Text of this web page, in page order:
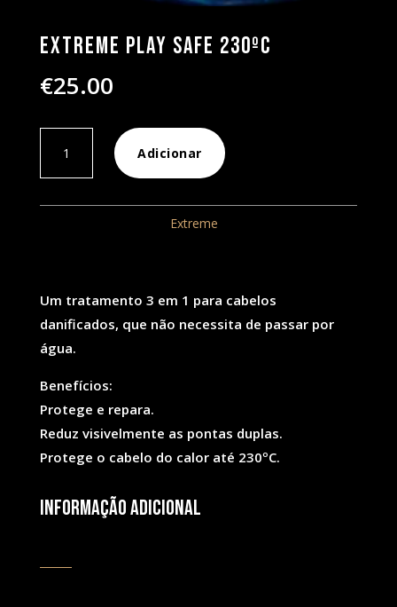
Extreme Play Safe 230ºc
€25.00
Play
Adicionar
Extreme
Um tratamento 3 em 1 para cabelos
danificados, que não necessita de passar por
água.
Benefícios:
Protege e repara.
Reduz visivelmente as pontas duplas.
Protege o cabelo do calor até 230ºC.
Informação adicional